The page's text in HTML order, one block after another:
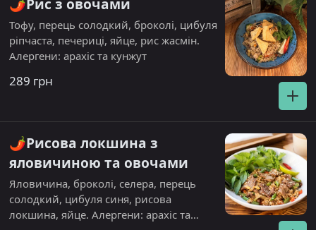
🌶️Рис з овочами
Тофу, перець солодкий, броколі, цибуля
ріпчаста, печериці, яйце, рис жасмін.
Алергени: арахіс та кунжут
289 грн
🌶️Рисова локшина з
яловичиною та овочами
Яловичина, броколі, селера, перець
солодкий, цибуля синя, рисова
локшина, яйце. Алергени: арахіс та